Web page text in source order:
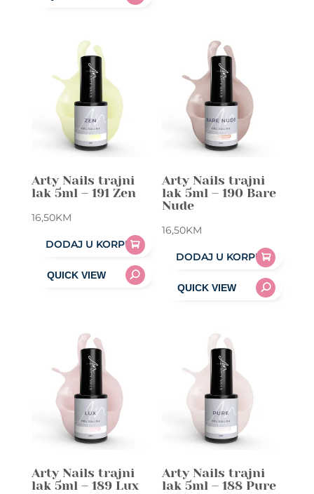
Arty Nails trajni
lak 5ml – 191 Zen
16,50KM
DODAJ U KORPU
Arty Nails trajni
lak 5ml – 190 Bare
Nude
16,50KM
DODAJ U KORPU
Arty Nails trajni
lak 5ml – 189 Lux
Arty Nails trajni
lak 5ml – 188 Pure